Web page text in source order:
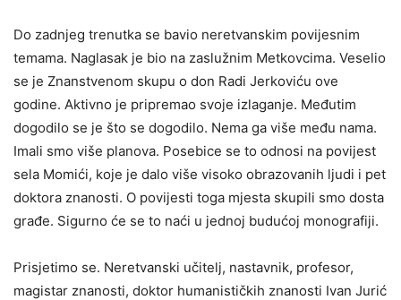
Do zadnjeg trenutka se bavio neretvanskim povijesnim
temama. Naglasak je bio na zaslužnim Metkovcima. Veselio
se je Znanstvenom skupu o don Radi Jerkoviću ove
godine. Aktivno je pripremao svoje izlaganje. Međutim
dogodilo se je što se dogodilo. Nema ga više među nama.
Imali smo više planova. Posebice se to odnosi na povijest
sela Momići, koje je dalo više visoko obrazovanih ljudi i pet
doktora znanosti. O povijesti toga mjesta skupili smo dosta
građe. Sigurno će se to naći u jednoj budućoj monografiji.
Prisjetimo se. Neretvanski učitelj, nastavnik, profesor,
magistar znanosti, doktor humanističkih znanosti Ivan Jurić